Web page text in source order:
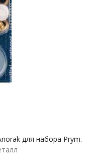
для набора Prym.